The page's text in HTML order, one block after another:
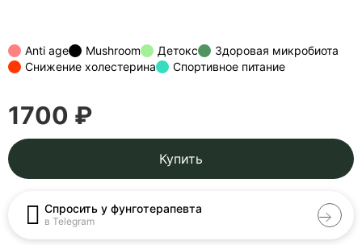
Anti age Mushroom Детокс
Здоровая микробиота
Снижение холестерина
Спортивное питание
1700 ₽
Купить
Спросить у фунготерапевта
в Telegram